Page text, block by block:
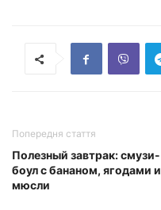
Попередня стаття
Полезный завтрак: смузи-
боул с бананом, ягодами и
мюсли